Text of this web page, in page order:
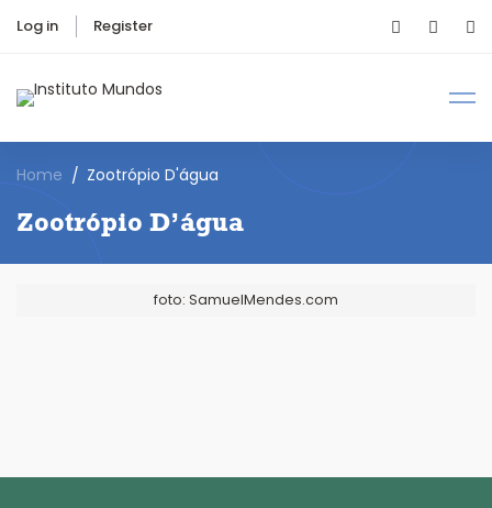
Log in Register
Home Zootrópio D'água
Zootrópio D’água
foto: SamuelMendes.com